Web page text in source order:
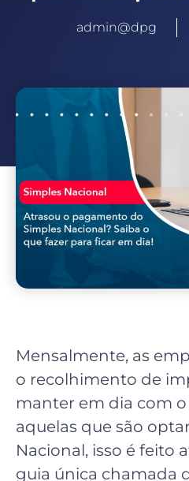
admin@dpg
Mensalmente, as
o recolhimento de
manter em dia com o
aquelas que são
Nacional, isso é feito
guia única chamada